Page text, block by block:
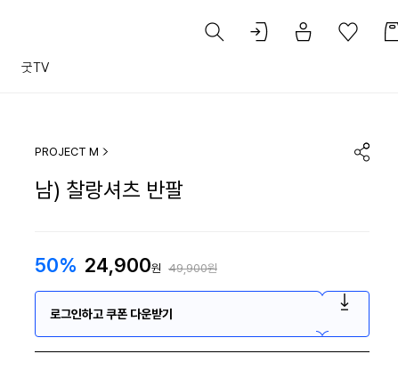
굿TV
PROJECT M
남) 찰랑셔츠 반팔
50% 24,900원 49,900원
로그인하고 쿠폰 다운받기